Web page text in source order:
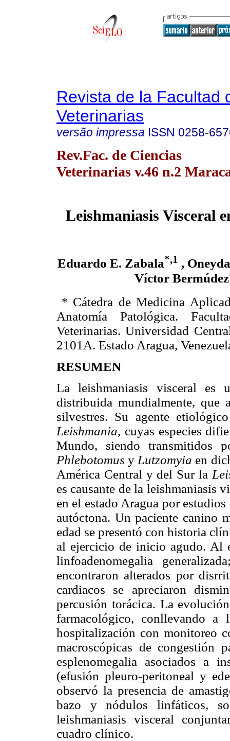
Revista de la Facultad
Veterinarias
versão impressa ISSN 0258-
Rev.Fac. de Ciencias
Veterinarias v.46 n.2
Leishmaniasis Visceral
Eduardo E. Zabala*,1 ,
Víctor Bermúdez
* Cátedra de Medicina
Anatomía Patológica.
Veterinarias. Universidad
2101A. Estado Aragua,
RESUMEN
La leishmaniasis visceral es
distribuida mundialmente, que
silvestres. Su agente
Leishmania, cuyas especies
Mundo, siendo transmitidos
Phlebotomus y Lutzomyia en
América Central y del Sur la
es causante de la leishmaniasis
en el estado Aragua por
autóctona. Un paciente canino
edad se presentó con historia
al ejercicio de inicio agudo. Al
linfoadenomegalia
encontraron alterados por
cardiacos se apreciaron
percusión torácica. La
farmacológico, conllevando
hospitalización con monitoreo
macroscópicas de congestión
esplenomegalia asociados a
(efusión pleuro-peritoneal y
observó la presencia de
bazo y nódulos linfáticos,
leishmaniasis visceral
cuadro clínico.